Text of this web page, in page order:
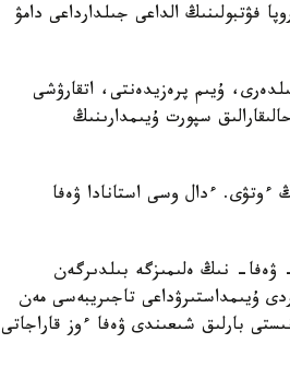
الداعى جىلدارداعى دامۋ
وكىلدەرى، ۇيىم پرەزيدەنتى، اتقارۋشى
سپورت ۇيىمدارىنىڭ
ءوتۋى. ءدال وسى استانادا ۋەفا
ۋەفا- نىڭ ەلىمىزگە بىلدىرگەن
ۇيىمداستىرۋداعى تاجىريبەسى مەن
بارلىق شىعىندى ۋەفا ءوز قاراجاتى